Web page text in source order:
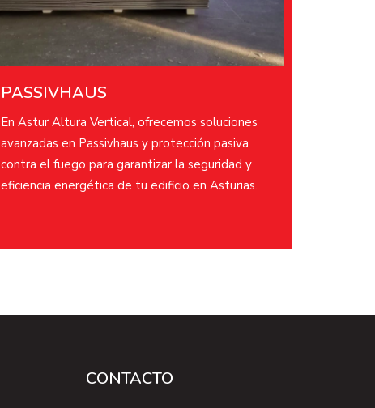
PASSIVHAUS
En Astur Altura Vertical, ofrecemos soluciones
avanzadas en Passivhaus y protección pasiva
contra el fuego para garantizar la seguridad y
eficiencia energética de tu edificio en Asturias.​
CONTACTO